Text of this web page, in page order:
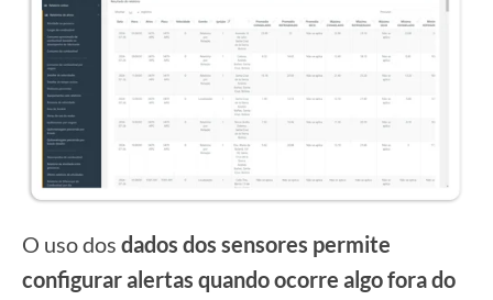
O uso dos dados dos sensores permite
configurar alertas quando ocorre algo fora do